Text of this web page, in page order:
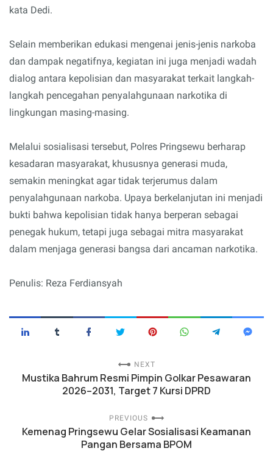
kata Dedi.
Selain memberikan edukasi mengenai jenis-jenis narkoba
dan dampak negatifnya, kegiatan ini juga menjadi wadah
dialog antara kepolisian dan masyarakat terkait langkah-
langkah pencegahan penyalahgunaan narkotika di
lingkungan masing-masing.
Melalui sosialisasi tersebut, Polres Pringsewu berharap
kesadaran masyarakat, khususnya generasi muda,
semakin meningkat agar tidak terjerumus dalam
penyalahgunaan narkoba. Upaya berkelanjutan ini menjadi
bukti bahwa kepolisian tidak hanya berperan sebagai
penegak hukum, tetapi juga sebagai mitra masyarakat
dalam menjaga generasi bangsa dari ancaman narkotika.
Penulis: Reza Ferdiansyah
NEXT
Mustika Bahrum Resmi Pimpin Golkar Pesawaran
2026–2031, Target 7 Kursi DPRD
PREVIOUS
Kemenag Pringsewu Gelar Sosialisasi Keamanan
Pangan Bersama BPOM